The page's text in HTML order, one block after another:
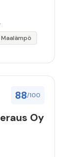
Maalämpö
88/100
Oy